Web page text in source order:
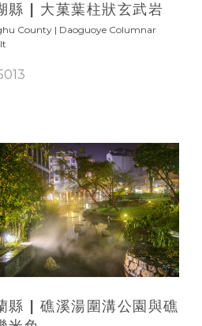
縣 | 大菓葉柱狀玄武岩
County | Daoguoye Columnar
縣 | 礁溪湯圍溝公園與礁